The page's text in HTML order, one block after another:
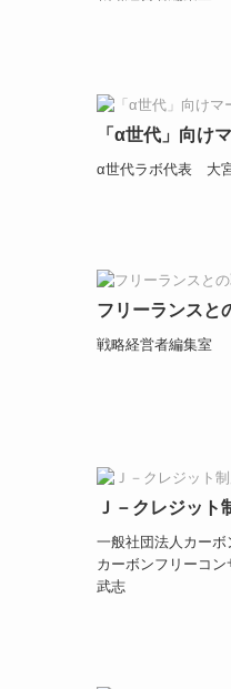
「α世代」向け
α世代ラボ代表 大
フリーランスと
戦略経営者編集室
Ｊ－クレジット
一般社団法人カー
カーボンフリーコ
武志